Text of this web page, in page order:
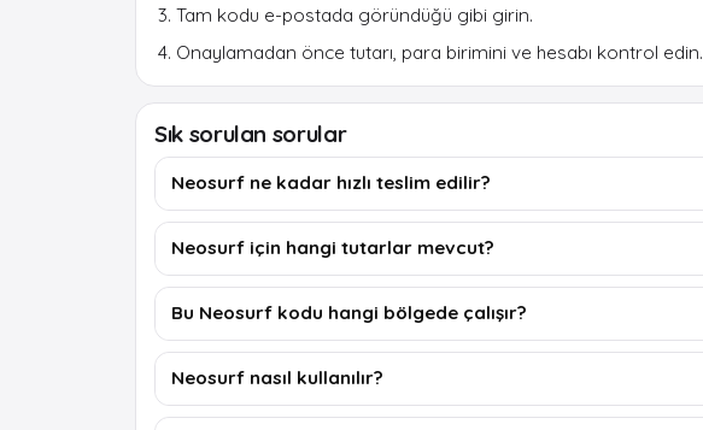
Tam kodu e-postada göründüğü gibi girin.
Onaylamadan önce tutarı, para birimini ve hesabı kontrol edin.
Sık sorulan sorular
Neosurf ne kadar hızlı teslim edilir?
Neosurf için hangi tutarlar mevcut?
Bu Neosurf kodu hangi bölgede çalışır?
Neosurf nasıl kullanılır?